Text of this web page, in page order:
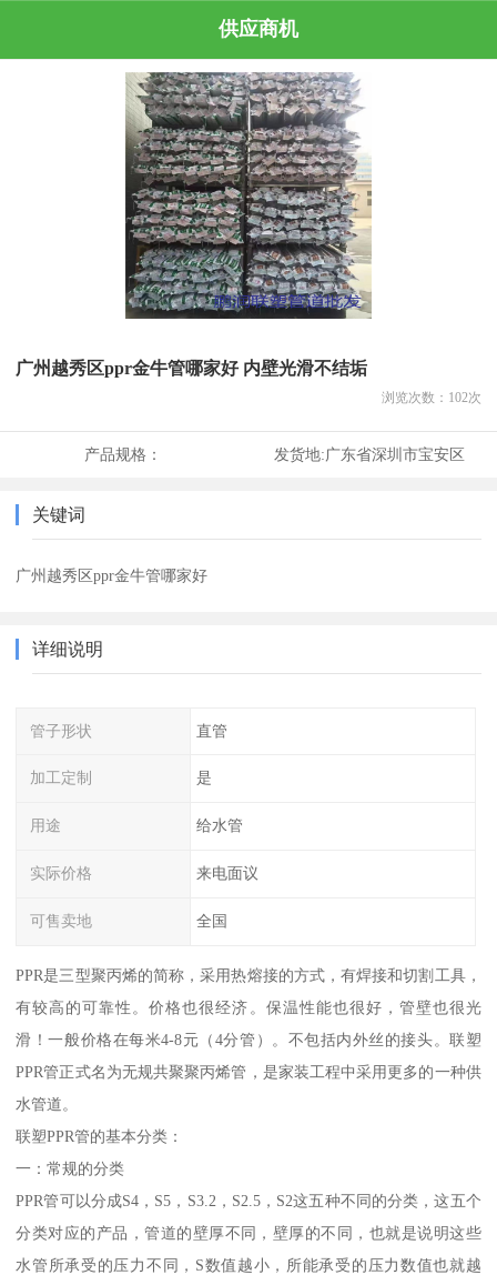
供应商机
广州越秀区ppr金牛管哪家好 内壁光滑不结垢
浏览次数： 102次
产品规格： 发货地:广东省深圳市宝安区
关键词
广州越秀区ppr金牛管哪家好
详细说明
管子形状 直管
加工定制 是
用途 给水管
实际价格 来电面议
可售卖地 全国
PPR是三型聚丙烯的简称，采用热熔接的方式，有焊接和切割工具，
有较高的可靠性。价格也很经济。保温性能也很好，管壁也很光
滑！一般价格在每米4-8元（4分管）。不包括内外丝的接头。联塑
PPR管正式名为无规共聚聚丙烯管，是家装工程中采用更多的一种供
水管道。
联塑PPR管的基本分类：
一：常规的分类
PPR管可以分成S4，S5，S3.2，S2.5，S2这五种不同的分类，这五个
分类对应的产品，管道的壁厚不同，壁厚的不同，也就是说明这些
水管所承受的压力不同，S数值越小，所能承受的压力数值也就越